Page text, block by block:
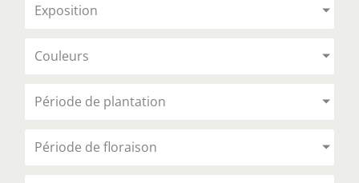
Exposition
Couleurs
Période de plantation
Période de floraison